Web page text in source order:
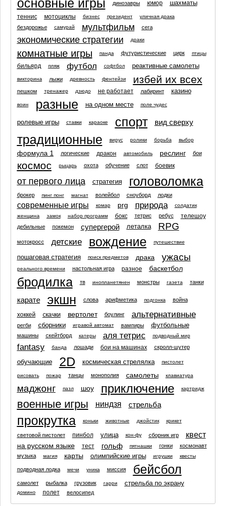
основные игры динозавры юмор шахматы
теннис мотоциклы бизнес президент уличная драка
бездорожье самурай мультфильм сега
экономические стратегии драки
комнатные игры панда футуристические цирк птицы
бильярд пляж футбол софтбол реактивные самолеты
викторина лыжи древность фентейзи избей их всех
пешком тренажер дзюдо не работает лабиринт казино
воин разные на одном месте поле чудес
ролевые игры ставки караоке спорт вид сверху
традиционные вирус ролики борьба выбор
формула 1 логические дракон автомобиль реслинг бои
космос рыцарь охота обучение слот боевик
от первого лица стратегия головоломка
брокер пинг понг магнат волейбол сноуборд лодки
современные игры комар prg природа
солдатик
женщина
замок набор программ бокс тетрис ребус телешоу
дебильные покемон супергерой леталка RPG
мотокросс детские вождение путешествие
пошаговая стратегия поиск предметов драка ужасы
реального времени настольная игра разное баскетбол
бродилка тв инопланетянен монстры газета танки
карате экшн слова арифметика подгонка война
хоккей скачки вертолет боулинг альтернативные
регби сборники игравой автомат вампиры футбольные
машины скейтборд катеры аля тетрис подводный мир
fantasy банда лошади бои на машинах скролл-шутер
обучающие 2D космическая стрелялка пистолет
рисовать пожар танцы монополия самолеты клавиатура
маджонг пазл шоу приключение картридж
военные игры ниндзя стрельба
прокрутка коньки животные джойстик крикет
световой пистолет пинбол улица кон-фу сборник игр квест
на русском языке тест гольф пятнашки гонки
космонавт
музыка
магия карты олимпийские игры игрушки квесты
подводная лодка мечи уника миссия бейсбол
самолет рыбалка грузовик гарри стрельба по экрану
домино полет велосипед